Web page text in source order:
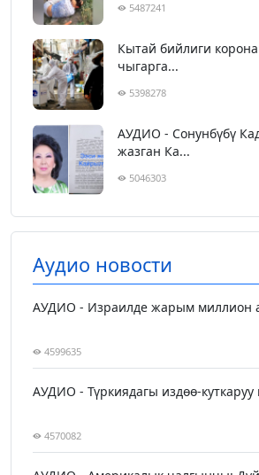
5487241
Кытай бийлиги
чыгарга...
5398278
АУДИО - Сонунбүбү
жазган Ка...
5046303
Аудио новости
АУДИО - Израилде жарым миллион
4599635
АУДИО - Түркиядагы издөө-
4570082